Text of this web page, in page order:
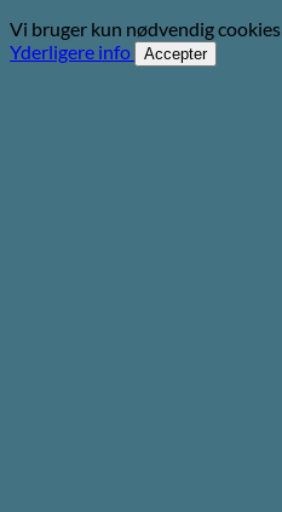
Vi bruger kun nødvendig cookies
Yderligere info
Accepter